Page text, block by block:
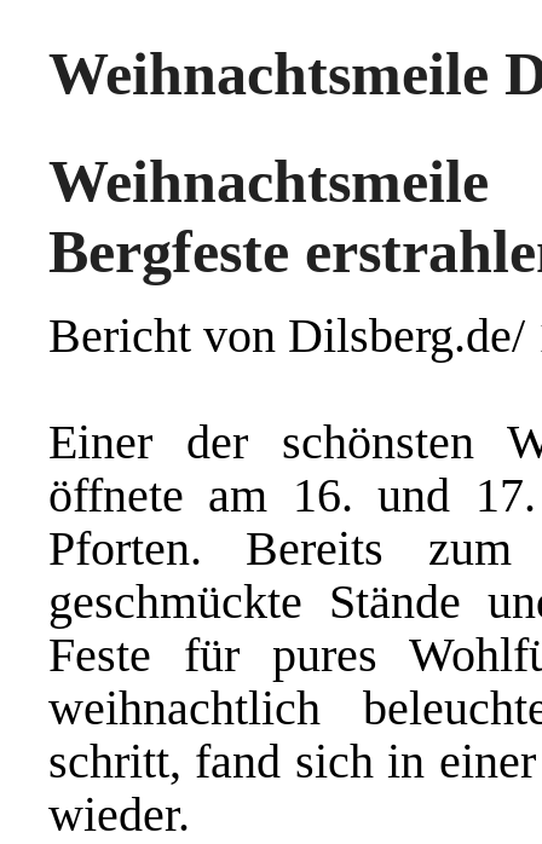
Weihnachtsmeile
Bergfeste
Bericht von Dilsberg.de/
Einer der schönsten
öffnete am 16. und
Pforten. Bereits
geschmückte Stände
Feste für pures
weihnachtlich
schritt, fand sich in
wieder.